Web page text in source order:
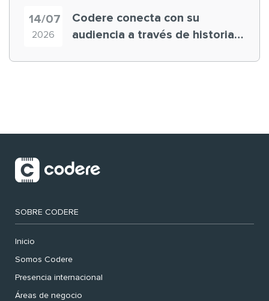
14/07
2026
Codere conecta con su
audiencia a través de historias
SOBRE CODERE
Inicio
Somos Codere
Presencia internacional
Áreas de negocio